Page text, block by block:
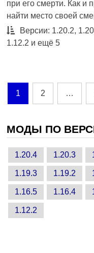
при его смерти. Как и
найти место своей
Версии: 1.20.2,
1.12.2 и ещё 5
Пагинация
1 2 …
МОДЫ ПО
1.20.4 1.20.3
1.19.3 1.19.2
1.16.5 1.16.4
1.12.2